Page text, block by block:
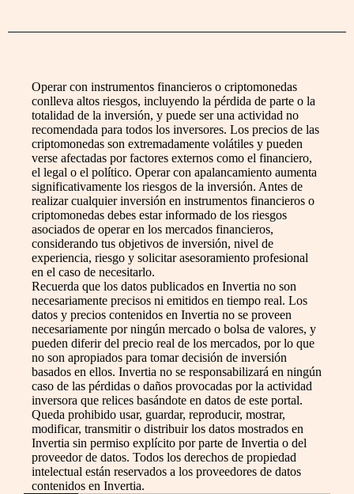
Operar con instrumentos financieros o criptomonedas
conlleva altos riesgos, incluyendo la pérdida de parte o la
totalidad de la inversión, y puede ser una actividad no
recomendada para todos los inversores. Los precios de las
criptomonedas son extremadamente volátiles y pueden
verse afectadas por factores externos como el financiero,
el legal o el político. Operar con apalancamiento aumenta
significativamente los riesgos de la inversión. Antes de
realizar cualquier inversión en instrumentos financieros o
criptomonedas debes estar informado de los riesgos
asociados de operar en los mercados financieros,
considerando tus objetivos de inversión, nivel de
experiencia, riesgo y solicitar asesoramiento profesional
en el caso de necesitarlo.
Recuerda que los datos publicados en Invertia no son
necesariamente precisos ni emitidos en tiempo real. Los
datos y precios contenidos en Invertia no se proveen
necesariamente por ningún mercado o bolsa de valores, y
pueden diferir del precio real de los mercados, por lo que
no son apropiados para tomar decisión de inversión
basados en ellos. Invertia no se responsabilizará en ningún
caso de las pérdidas o daños provocadas por la actividad
inversora que relices basándote en datos de este portal.
Queda prohibido usar, guardar, reproducir, mostrar,
modificar, transmitir o distribuir los datos mostrados en
Invertia sin permiso explícito por parte de Invertia o del
proveedor de datos. Todos los derechos de propiedad
intelectual están reservados a los proveedores de datos
contenidos en Invertia.